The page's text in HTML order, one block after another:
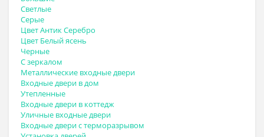
Светлые
Серые
Цвет Антик Серебро
Цвет Белый ясень
Черные
С зеркалом
Металлические входные двери
Входные двери в дом
Утепленные
Входные двери в коттедж
Уличные входные двери
Входные двери с терморазрывом